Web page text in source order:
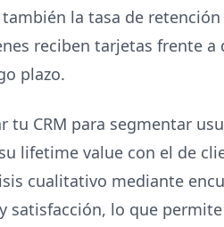
la tasa de
reciben tarjetas frente
plazo.
tu CRM para segmentar
lifetime value con el de
cualitativo mediante
satisfacción, lo que